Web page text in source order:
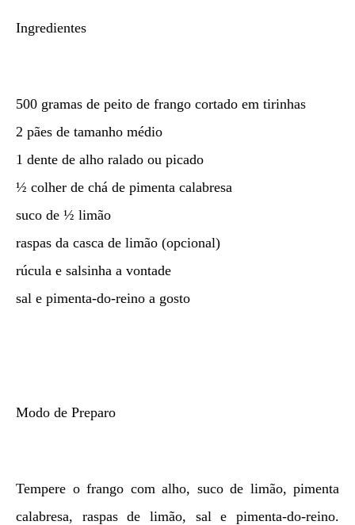
Ingredientes
500 gramas de peito de frango cortado em tirinhas
2 pães de tamanho médio
1 dente de alho ralado ou picado
½ colher de chá de pimenta calabresa
suco de ½ limão
raspas da casca de limão (opcional)
rúcula e salsinha a vontade
sal e pimenta-do-reino a gosto
Modo de Preparo
Tempere o frango com alho, suco de limão, pimenta
calabresa, raspas de limão, sal e pimenta-do-reino.